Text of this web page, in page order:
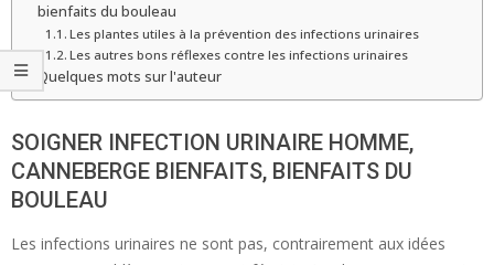
bienfaits du bouleau
Les plantes utiles à la prévention des infections urinaires
Les autres bons réflexes contre les infections urinaires
Quelques mots sur l'auteur
SOIGNER INFECTION URINAIRE HOMME,
CANNEBERGE BIENFAITS, BIENFAITS DU
BOULEAU
Les infections urinaires ne sont pas, contrairement aux idées